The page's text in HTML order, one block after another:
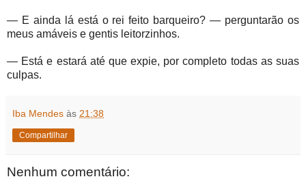
— E ainda lá está o rei feito barqueiro? — perguntarão os
meus amáveis e gentis leitorzinhos.
— Está e estará até que expie, por completo todas as suas
culpas.
Iba Mendes às 21:38
Compartilhar
Nenhum comentário: